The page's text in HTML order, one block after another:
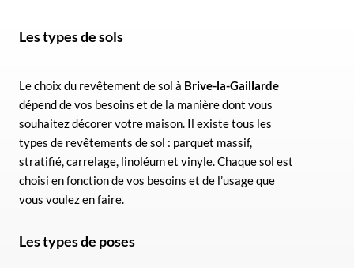
Les types de sols
Le choix du revêtement de sol à Brive-la-Gaillarde
dépend de vos besoins et de la manière dont vous
souhaitez décorer votre maison. Il existe tous les
types de revêtements de sol : parquet massif,
stratifié, carrelage, linoléum et vinyle. Chaque sol est
choisi en fonction de vos besoins et de l’usage que
vous voulez en faire.
Les types de poses